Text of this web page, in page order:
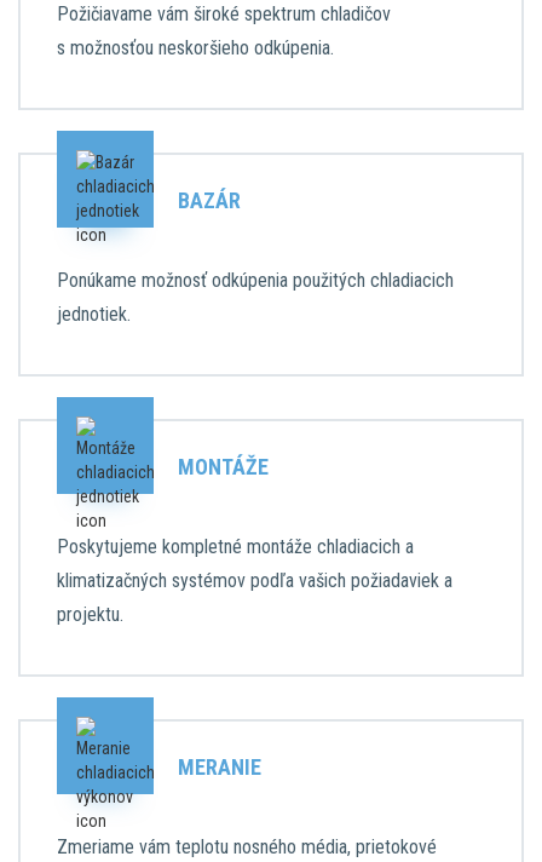
Požičiavame vám široké spektrum chladičov
s možnosťou neskoršieho odkúpenia.
Ponúkame možnosť odkúpenia použitých chladiacich
jednotiek.
BAZÁR
Poskytujeme kompletné montáže chladiacich a
klimatizačných systémov podľa vašich požiadaviek a
projektu.
MONTÁŽE
Zmeriame vám teplotu nosného média, prietokové
MERANIE